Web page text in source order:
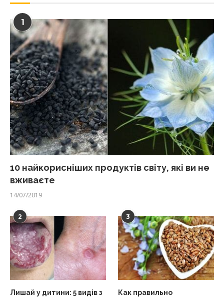
1
10 найкорисніших продуктів світу, які ви не
вживаєте
14/07/2019
2
Лишай у дитини: 5 видів з
3
Как правильно